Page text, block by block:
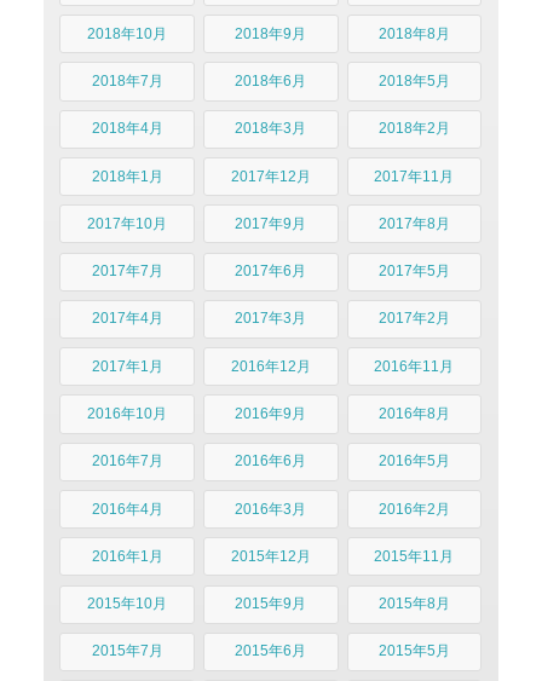
2018年10月 2018年9月 2018年8月
2018年7月 2018年6月 2018年5月
2018年4月 2018年3月 2018年2月
2018年1月 2017年12月 2017年11月
2017年10月 2017年9月 2017年8月
2017年7月 2017年6月 2017年5月
2017年4月 2017年3月 2017年2月
2017年1月 2016年12月 2016年11月
2016年10月 2016年9月 2016年8月
2016年7月 2016年6月 2016年5月
2016年4月 2016年3月 2016年2月
2016年1月 2015年12月 2015年11月
2015年10月 2015年9月 2015年8月
2015年7月 2015年6月 2015年5月